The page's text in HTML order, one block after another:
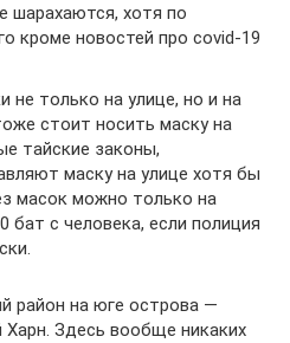
хотя по
кроме новостей про covid-19
не только на улице, но и на
стоит носить маску на
тайские законы,
маску на улице хотя бы
масок можно только на
с человека, если полиция
район на юге острова —
Харн. Здесь вообще никаких